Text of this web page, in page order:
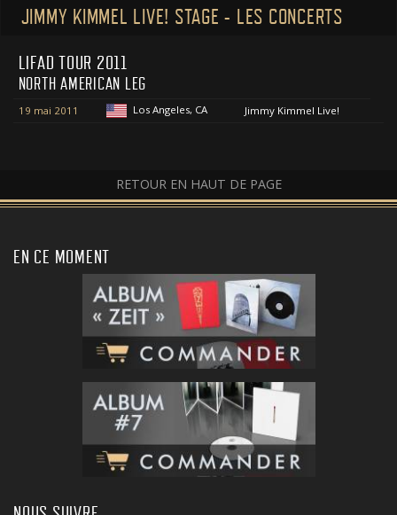
JIMMY KIMMEL LIVE! STAGE - LES CONCERTS
LIFAD TOUR 2011
NORTH AMERICAN LEG
19 mai 2011 Los Angeles, CA Jimmy Kimmel Live!
RETOUR EN HAUT DE PAGE
EN CE MOMENT